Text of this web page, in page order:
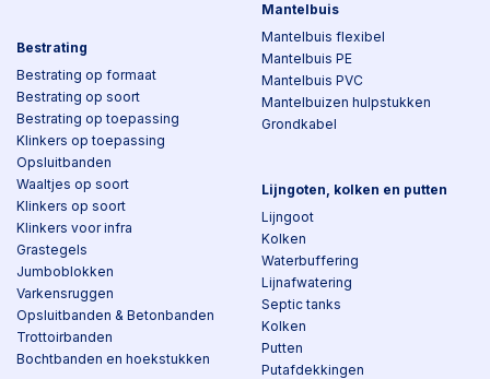
Bestrating
Bestrating op formaat
Bestrating op soort
Bestrating op toepassing
Klinkers op toepassing
Opsluitbanden
Waaltjes op soort
Klinkers op soort
Klinkers voor infra
Grastegels
Jumboblokken
Varkensruggen
Opsluitbanden & Betonbanden
Trottoirbanden
Bochtbanden en hoekstukken
Mantelbuis
Mantelbuis flexibel
Mantelbuis PE
Mantelbuis PVC
Mantelbuizen hulpstukken
Grondkabel
Lijngoten, kolken en putten
Lijngoot
Kolken
Waterbuffering
Lijnafwatering
Septic tanks
Kolken
Putten
Putafdekkingen